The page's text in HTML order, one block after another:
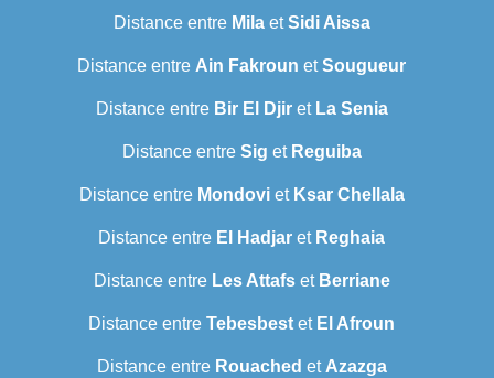
Distance entre MilaetSidi Aissa
Distance entre Ain Fakroun etSougueur
Distance entre Bir El Djiret La Senia
Distance entre Sig et Reguiba
Distance entre Mondoviet Ksar Chellala
Distance entre El Hadjar et Reghaia
Distance entre Les Attafset Berriane
Distance entre Tebesbest et El Afroun
Distance entre Rouached et Azazga